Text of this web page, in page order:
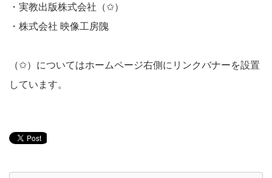
・実教出版株式会社（✩）
・株式会社 映像工房隗
（✩）についてはホームページ右側にリンクバナーを設置
しています。